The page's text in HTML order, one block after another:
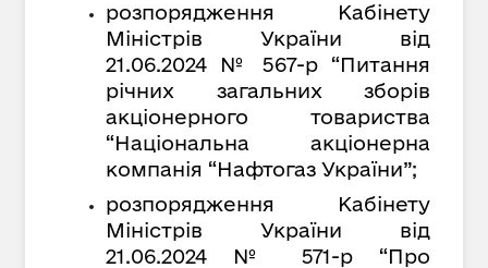
розпорядження Кабінету
Міністрів України від
21.06.2024 № 567-р “Питання
річних загальних зборів
акціонерного товариства
“Національна акціонерна
компанія “Нафтогаз України”;
розпорядження Кабінету
Міністрів України
від
21.06.2024 № 571-р “Про